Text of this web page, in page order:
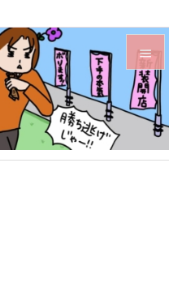


メニュ

サイド